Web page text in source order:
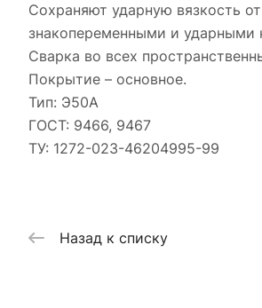
Сохраняют ударную вязкость
знакопеременными и ударными
Сварка во всех
Покрытие – основное.
Тип: Э50А
ГОСТ: 9466, 9467
ТУ: 1272-023-46204995-99
Назад к списку